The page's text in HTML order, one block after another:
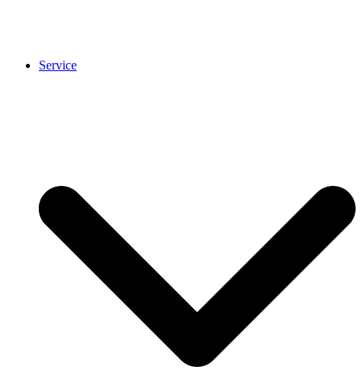
Service